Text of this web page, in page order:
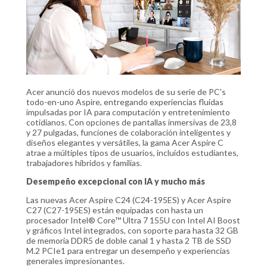
Acer anunció dos nuevos modelos de su serie de PC's
todo-en-uno Aspire, entregando experiencias fluidas
impulsadas por IA para computación y entretenimiento
cotidianos. Con opciones de pantallas inmersivas de 23,8
y 27 pulgadas, funciones de colaboración inteligentes y
diseños elegantes y versátiles, la gama Acer Aspire C
atrae a múltiples tipos de usuarios, incluidos estudiantes,
trabajadores híbridos y familias.
Desempeño excepcional con IA y mucho más
Las nuevas Acer Aspire C24 (C24-195ES) y Acer Aspire
C27 (C27-195ES) están equipadas con hasta un
procesador Intel® Core™ Ultra 7 155U con Intel AI Boost
y gráficos Intel integrados, con soporte para hasta 32 GB
de memoria DDR5 de doble canal 1 y hasta 2 TB de SSD
M.2 PCIe1 para entregar un desempeño y experiencias
generales impresionantes.